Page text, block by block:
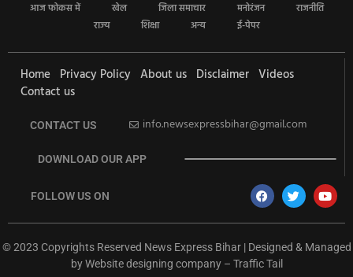
आज फोकस में खेल जिला समाचार मनोरंजन
राजनीति
राज्य
शिक्षा अन्य ई-पेपर
Home Privacy Policy About us Disclaimer Videos
Contact us
CONTACT US info.newsexpressbihar@gmail.com
DOWNLOAD OUR APP
FOLLOW US ON
© 2023 Copyrights Reserved News Express Bihar | Designed & Managed
byWebsite designing company– Traffic Tail